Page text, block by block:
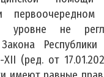
уровне не
Республики
XII (ред. от